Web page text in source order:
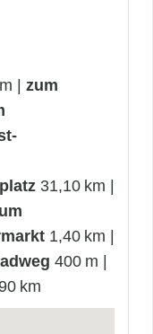
| zum
31,10 km |
1,40 km |
400 m |
km